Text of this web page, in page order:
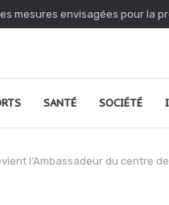
mesures envisagées pour la
SANTÉ SOCIÉTÉ
l’Ambassadeur du centre de